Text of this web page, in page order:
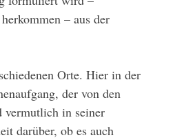
– aus der
der von den
vermutlich in seiner
darüber, ob es auch